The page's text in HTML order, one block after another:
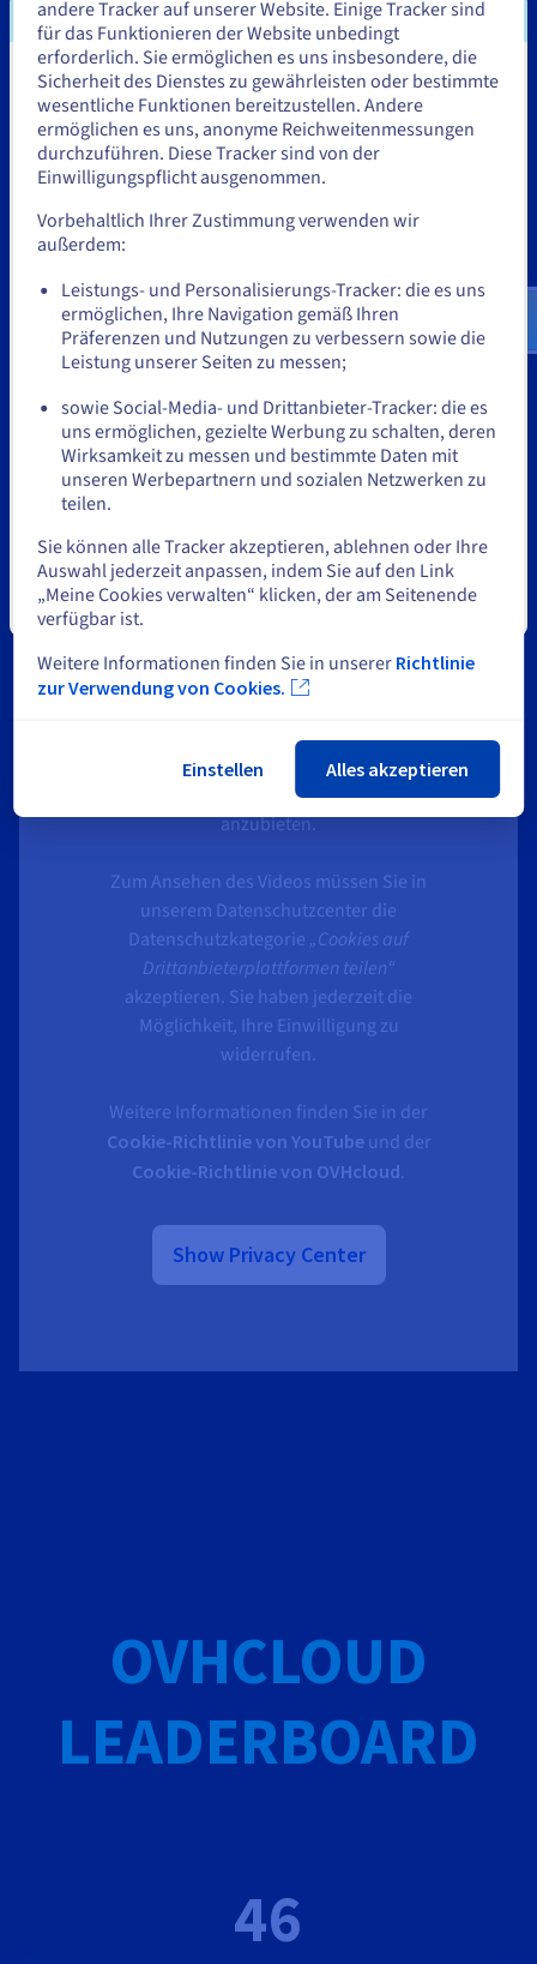
SIE HOSTEN IHRE
GAMES AUF
OVHCLOUD
Lernen Sie Alistair McFarlane kennen, den COO von
FacePunch Studio, der den Erfolg von „Rust“ – einem
bekannten Online-Titel – erläutert und erklärt, wie die
Gameserver von OVHcloud dem Unternehmen dabei helfen,
ihren Spielern eine Leistung auf dem neuesten Stand der
Technik zu bieten.
Videos von der Hinterlegung von
Tracern abhängig, um Ihnen gezielte
Werbung basierend auf Ihrer Suche
anzubieten.
Zum Ansehen des Videos müssen Sie in
unserem Datenschutzcenter die
Datenschutzkategorie „Cookies auf
Drittanbieterplattformen teilen“
akzeptieren. Sie haben jederzeit die
Möglichkeit, Ihre Einwilligung zu
widerrufen.
Weitere Informationen finden Sie in der
Cookie-Richtlinie von YouTubeund der
Cookie-Richtlinie von OVHcloud.
Show Privacy Center
OVHCLOUD
LEADERBOARD
46
Sie scheinen sich in Vereinigte
Staaten zu befinden.
Wenn Sie aus Vereinigte Staaten bestellen möchten, müssen Sie
sich auf der entsprechenden Website umsehen und dort einen
Account erstellen.
us.ovhcloud.com/
Englisch USD - $
oder
Auf der aktuellen Website bleiben
Eine andere Website wählen
Schließen
andere Tracker auf unserer Website. Einige Tracker sind
für das Funktionieren der Website unbedingt
erforderlich. Sie ermöglichen es uns insbesondere, die
Sicherheit des Dienstes zu gewährleisten oder bestimmte
wesentliche Funktionen bereitzustellen. Andere
ermöglichen es uns, anonyme Reichweitenmessungen
durchzuführen. Diese Tracker sind von der
Einwilligungspflicht ausgenommen.
Vorbehaltlich Ihrer Zustimmung verwenden wir
außerdem:
Leistungs- und Personalisierungs-Tracker: die es uns
ermöglichen, Ihre Navigation gemäß Ihren
Präferenzen und Nutzungen zu verbessern sowie die
Leistung unserer Seiten zu messen;
sowie Social-Media- und Drittanbieter-Tracker: die es
uns ermöglichen, gezielte Werbung zu schalten, deren
Wirksamkeit zu messen und bestimmte Daten mit
unseren Werbepartnern und sozialen Netzwerken zu
teilen.
Sie können alle Tracker akzeptieren, ablehnen oder Ihre
Auswahl jederzeit anpassen, indem Sie auf den Link
„Meine Cookies verwalten“ klicken, der am Seitenende
verfügbar ist.
Weitere Informationen finden Sie in unserer Richtlinie
zur Verwendung von Cookies.
Einstellen Alles akzeptieren